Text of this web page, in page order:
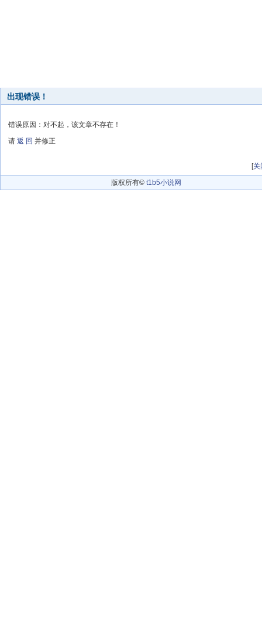
出现错误！
错误原因：对不起，该文章不存在！
请 返 回 并修正
[关
版权所有© t1b5小说网